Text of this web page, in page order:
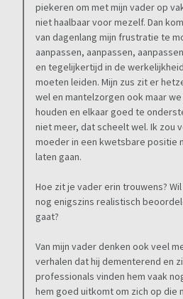
piekeren om met mijn vader op
niet haalbaar voor mezelf. Dan
van dagenlang mijn frustratie te
aanpassen, aanpassen,
en tegelijkertijd in de
moeten leiden. Mijn zus zit er
wel en mantelzorgen ook maar
houden en elkaar goed te
niet meer, dat scheelt wel. Ik zou
moeder in een kwetsbare positie
laten gaan.
Hoe zit je vader erin trouwens?
nog enigszins realistisch
gaat?
Van mijn vader denken ook veel
verhalen dat hij dementerend en
professionals vinden hem vaak
hem goed uitkomt om zich op die